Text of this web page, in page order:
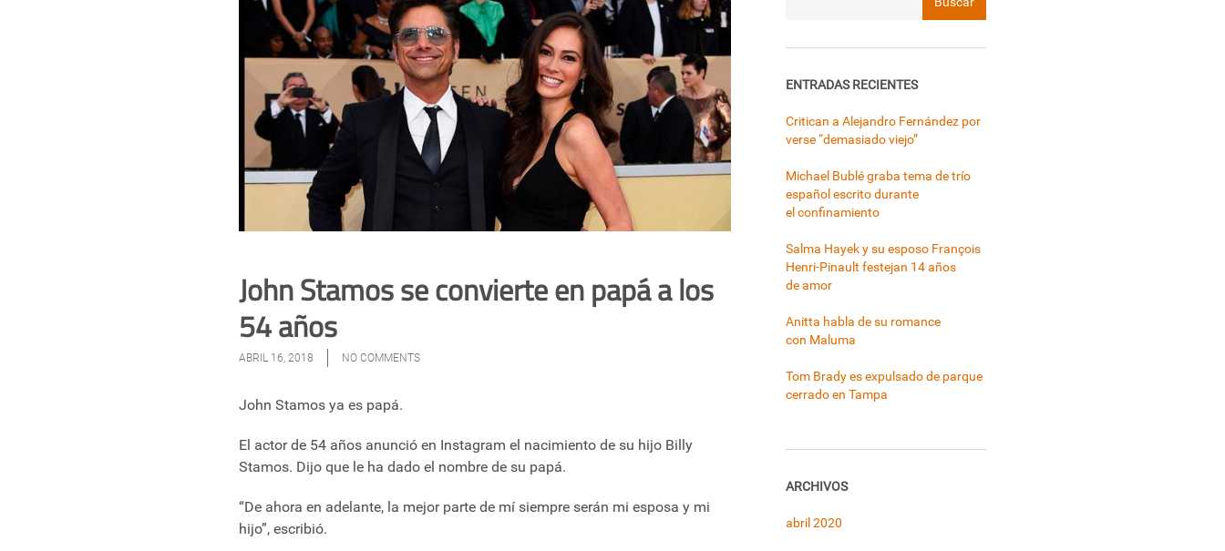
John Stamos se convierte en papá a los
54 años
ABRIL 16, 2018 NO COMMENTS
John Stamos ya es papá.
El actor de 54 años anunció en Instagram el nacimiento de su hijo Billy
Stamos. Dijo que le ha dado el nombre de su papá.
“De ahora en adelante, la mejor parte de mí siempre serán mi esposa y mi
hijo”, escribió.
ENTRADAS RECIENTES
Critican a Alejandro Fernández por
verse “demasiado viejo”
Michael Bublé graba tema de trío
español escrito durante
el confinamiento
Salma Hayek y su esposo François
Henri-Pinault festejan 14 años
de amor
Anitta habla de su romance
con Maluma
Tom Brady es expulsado de parque
cerrado en Tampa
ARCHIVOS
abril 2020